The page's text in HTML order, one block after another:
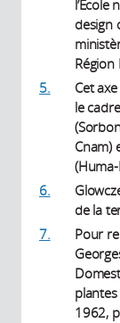
l’École
design
5.
Cet
le
Cnam)
6.
de la
7.
Pour
plantes
1962,